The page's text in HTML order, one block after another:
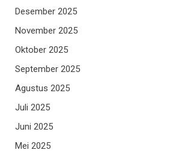
Desember 2025
November 2025
Oktober 2025
September 2025
Agustus 2025
Juli 2025
Juni 2025
Mei 2025